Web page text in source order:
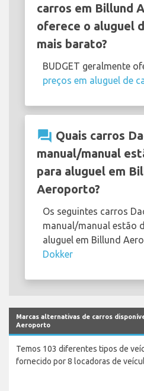
carros em Billund
oferece o aluguel
mais barato?
BUDGET geralmente
preços em aluguel de
question_answer Quais carros
manual/manual
para aluguel em
Aeroporto?
Os seguintes carros
manual/manual estão
aluguel em Billund
Dokker
Marcas alternativas de carros
Aeroporto
Temos 103 diferentes tipos de
fornecido por 8 locadoras de